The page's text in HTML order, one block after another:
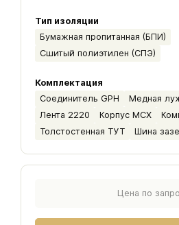
Тип изоляции
Бумажная пропитанная (БПИ)
Сшитый полиэтилен (СПЭ)
Комплектация
Соединитель GPH
Медная
Лента 2220
Корпус МСХ
Толстостенная ТУТ
Шина
Цена по